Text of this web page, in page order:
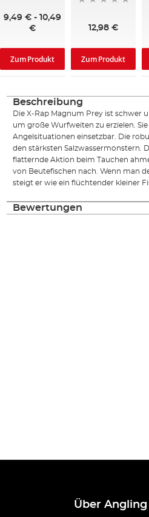
9,49 € -10,49
€
Zum Produkt
12,98 €
Zum Produkt
Beschreibung
Die X-Rap Magnum Prey ist schwer
um große Wurfweiten zu erzielen.
Angelsituationen einsetzbar. Die
den stärksten Salzwassermonstern.
flatternde Aktion beim Tauchen
von Beutefischen nach. Wenn man
steigt er wie ein flüchtender kleiner
Bewertungen
Über